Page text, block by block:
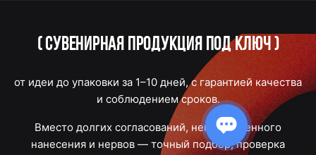
(Сувенирная продукция под ключ)
от идеи до упаковки за 1–10 дней, с гарантией качества
и соблюдением сроков.
Вместо долгих согласований, некачественного
нанесения и нервов — точный подбор, проверка